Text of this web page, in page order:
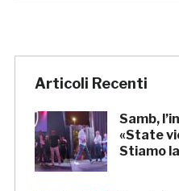
Articoli Recenti
Samb,
«State
Stiamo